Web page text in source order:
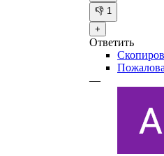
👎 1
+
Ответить
—